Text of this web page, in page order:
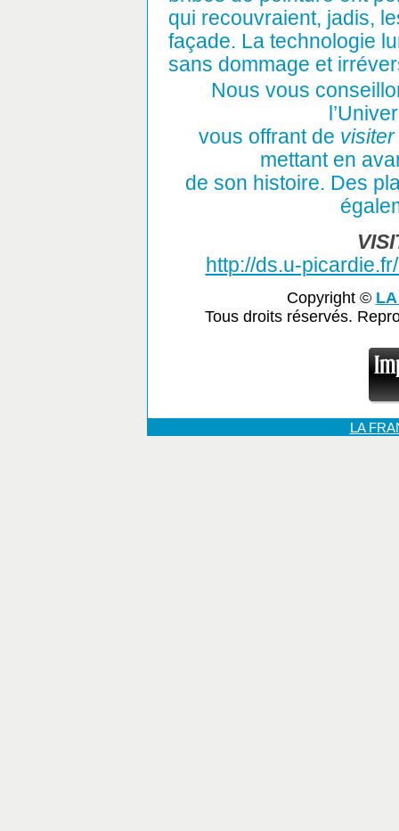
qui recouvraient, jadis,
façade. La technologie
sans dommage et
Nous vous
vous offrant de
mettant en
de son histoire. Des
http://ds.u-
Copyright ©
Tous droits réservés.
LA